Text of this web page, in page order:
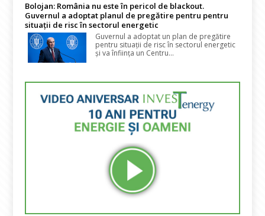
Bolojan: România nu este în pericol de blackout.
Guvernul a adoptat planul de pregătire pentru pentru
situații de risc în sectorul energetic
Guvernul a adoptat un plan de pregătire
pentru situații de risc în sectorul energetic
și va înființa un Centru...